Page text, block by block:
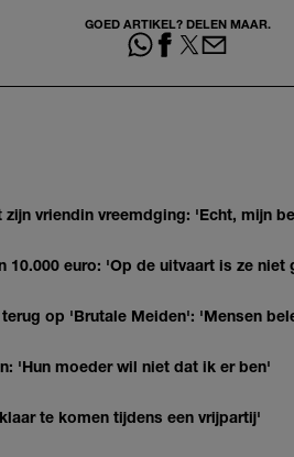
GOED ARTIKEL? DELEN MAAR.
vriendin vreemdging: 'Echt, mijn
10.000 euro: 'Op de uitvaart is ze niet
op 'Brutale Meiden': 'Mensen
'Hun moeder wil niet dat ik er ben'
te komen tijdens een vrijpartij'